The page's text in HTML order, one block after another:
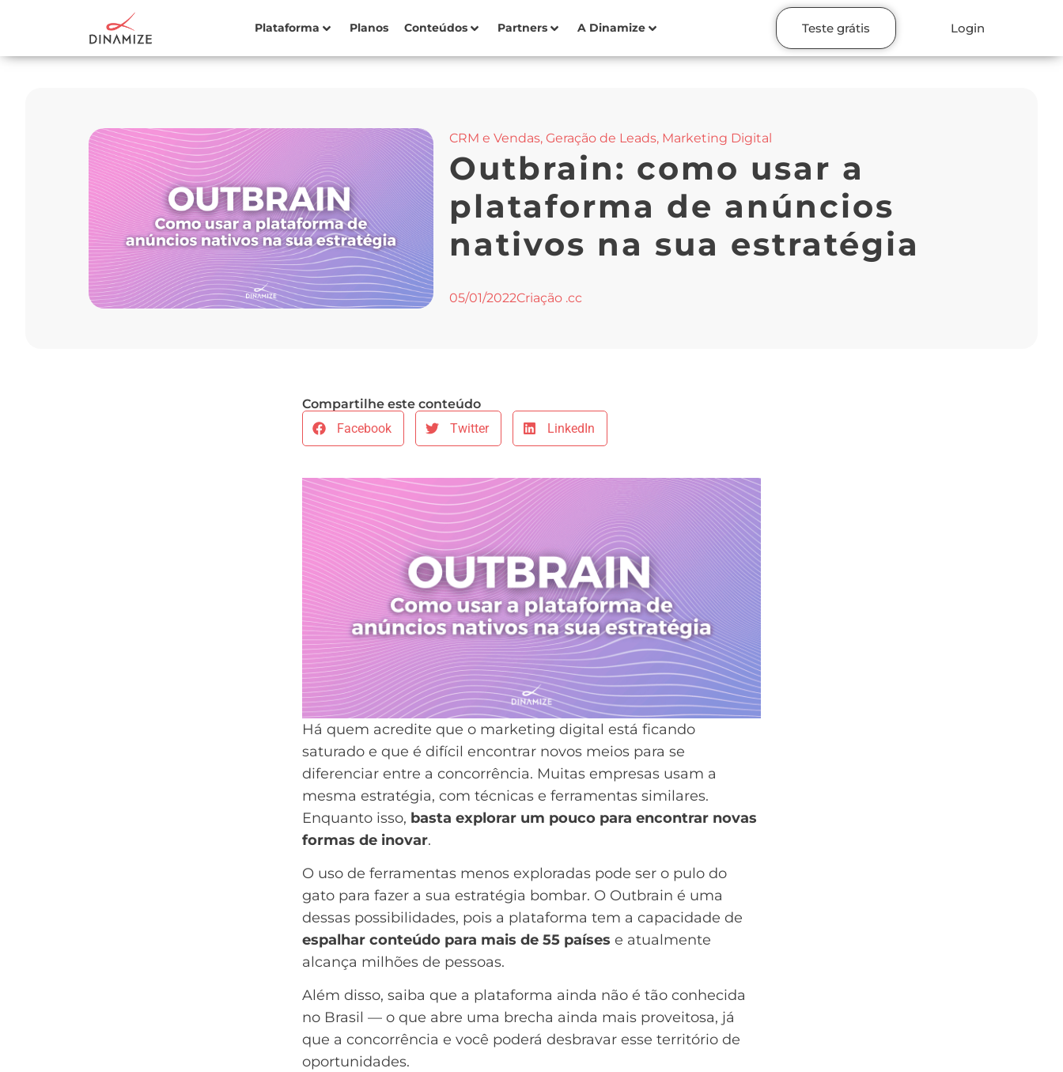
Plataforma Planos Conteúdos Partners A Dinamize Teste grátis Login
CRM e Vendas, Geração de Leads, Marketing Digital
Outbrain: como usar a
plataforma de anúncios
nativos na sua estratégia
05/01/2022Criação .cc
Compartilhe este conteúdo
Facebook
Twitter LinkedIn
Há quem acredite que o marketing digital está ficando
saturado e que é difícil encontrar novos meios para se
diferenciar entre a concorrência. Muitas empresas usam a
mesma estratégia, com técnicas e ferramentas similares.
Enquanto isso, basta explorar um pouco para encontrar novas
formas de inovar.
O uso de ferramentas menos exploradas pode ser o pulo do
gato para fazer a sua estratégia bombar. O Outbrain é uma
dessas possibilidades, pois a plataforma tem a capacidade de
espalhar conteúdo para mais de 55 países e atualmente
alcança milhões de pessoas.
Além disso, saiba que a plataforma ainda não é tão conhecida
no Brasil — o que abre uma brecha ainda mais proveitosa, já
que a concorrência e você poderá desbravar esse território de
oportunidades.